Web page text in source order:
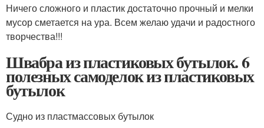
Ничего сложного и пластик достаточно прочный и мелки
мусор сметается на ура. Всем желаю удачи и радостного
творчества!!!
Швабра из пластиковых бутылок. 6
полезных самоделок из пластиковых
бутылок
Судно из пластмассовых бутылок